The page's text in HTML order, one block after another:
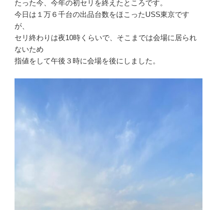
たった今、今年の初セリを終えたところです。
今日は１万６千台の出品台数をほこったUSS東京です
が、
セリ終わりは夜10時くらいで、そこまでは会場に居られ
ないため
指値をして午後３時に会場を後にしました。